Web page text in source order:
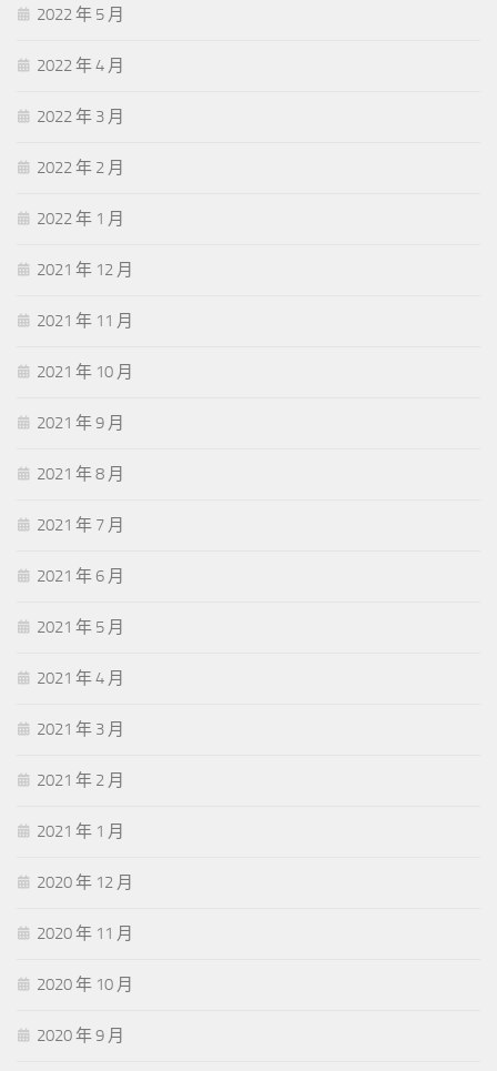
2022 年 5 月
2022 年 4 月
2022 年 3 月
2022 年 2 月
2022 年 1 月
2021 年 12 月
2021 年 11 月
2021 年 10 月
2021 年 9 月
2021 年 8 月
2021 年 7 月
2021 年 6 月
2021 年 5 月
2021 年 4 月
2021 年 3 月
2021 年 2 月
2021 年 1 月
2020 年 12 月
2020 年 11 月
2020 年 10 月
2020 年 9 月